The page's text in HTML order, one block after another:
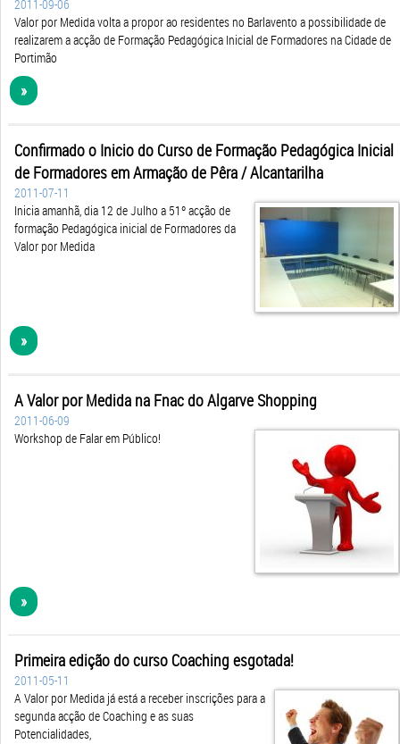
2011-09-06
Valor por Medida volta a propor ao residentes no Barlavento a possibilidade de
realizarem a acção de Formação Pedagógica Inicial de Formadores na Cidade de
Portimão
»
Confirmado o Inicio do Curso de Formação Pedagógica Inicial
de Formadores em Armação de Pêra / Alcantarilha
2011-07-11
Inicia amanhã, dia 12 de Julho a 51º acção de
formação Pedagógica inicial de Formadores da
Valor por Medida
»
A Valor por Medida na Fnac do Algarve Shopping
2011-06-09
Workshop de Falar em Público!
»
Primeira edição do curso Coaching esgotada!
2011-05-11
A Valor por Medida já está a receber inscrições para a
segunda acção de Coaching e as suas
Potencialidades,